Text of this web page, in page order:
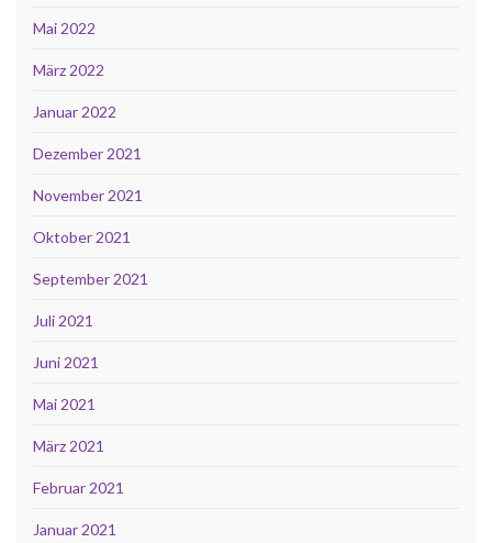
Mai 2022
März 2022
Januar 2022
Dezember 2021
November 2021
Oktober 2021
September 2021
Juli 2021
Juni 2021
Mai 2021
März 2021
Februar 2021
Januar 2021